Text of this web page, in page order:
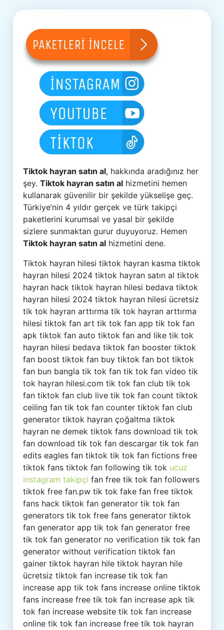
Tiktok hayran satın al, hakkında aradığınız her
şey.Tiktok hayran satın al hizmetini hemen
kullanarak güvenilir bir şekilde yükselişe geç.
Türkiye’nin 4 yıldır gerçek ve türk takipçi
paketlerini kurumsal ve yasal bir şekilde
sizlere sunmaktan gurur duyuyoruz. Hemen
Tiktok hayran satın al hizmetini dene.
Tiktok hayran hilesi tiktok hayran kasma tiktok
hayran hilesi 2024 tiktok hayran satın al tiktok
hayran hack tiktok hayran hilesi bedava tiktok
hayran hilesi 2024 tiktok hayran hilesi ücretsiz
tik tok hayran arttırma tik tok hayran arttırma
hilesi tiktok fan art tik tok fan app tik tok fan
apk tiktok fan auto tiktok fan and like tik tok
hayran hilesi bedava tiktok fan booster tiktok
fan boost tiktok fan buy tiktok fan bot tiktok
fan bun bangla tik tok fan tik tok fan video tik
tok hayran hilesi.com tik tok fan club tik tok
fan tiktok fan club live tik tok fan count tiktok
ceiling fan tik tok fan counter tiktok fan club
generator tiktok hayran çoğaltma tiktok
hayran ne demek tiktok fans download tik tok
fan download tik tok fan descargar tik tok fan
edits eagles fan tiktok tik tok fan fictions free
tiktok fans tiktok fan following tik tok ucuz
instagram takipçi fan free tik tok fan followers
tiktok free fan.pw tik tok fake fan free tiktok
fans hack tiktok fan generator tik tok fan
generators tik tok free fans generator tiktok
fan generator app tik tok fan generator free
tik tok fan generator no verification tik tok fan
generator without verification tiktok fan
gainer tiktok hayran hile tiktok hayran hile
ücretsiz tiktok fan increase tik tok fan
increase app tik tok fans increase online tiktok
fans increase free tik tok fan increase apk tik
tok fan increase website tik tok fan increase
online tik tok fan increase free tik tok hayran